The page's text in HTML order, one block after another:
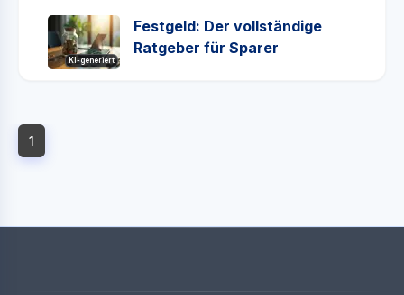
KI-generiert
Festgeld: Der vollständige
Ratgeber für Sparer
1